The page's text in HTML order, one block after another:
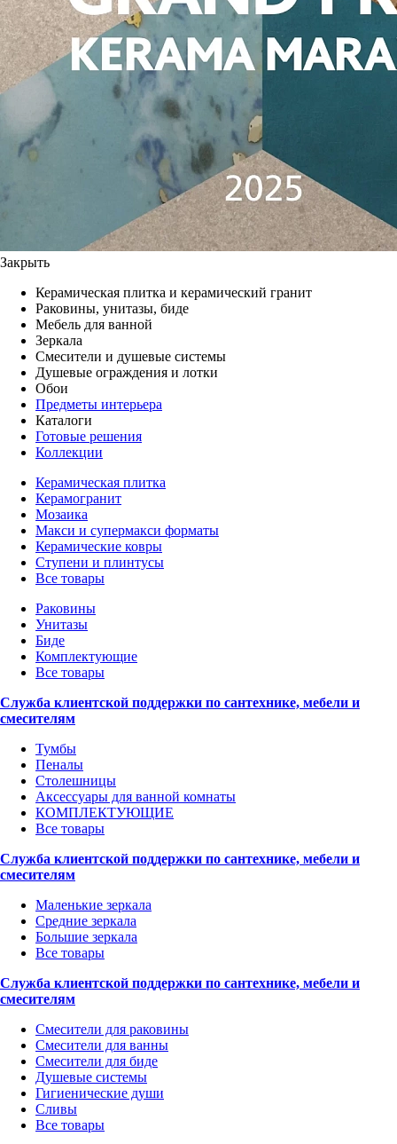
Закрыть
Керамическая плитка и керамический гранит
Раковины, унитазы, биде
Мебель для ванной
Зеркала
Смесители и душевые системы
Душевые ограждения и лотки
Обои
Предметы интерьера
Каталоги
Готовые решения
Коллекции
Керамическая плитка
Керамогранит
Мозаика
Макси и супермакси форматы
Керамические ковры
Ступени и плинтусы
Все товары
Раковины
Унитазы
Биде
Комплектующие
Все товары
Служба клиентской поддержки по сантехнике, мебели и
смесителям
Тумбы
Пеналы
Столешницы
Аксессуары для ванной комнаты
КОМПЛЕКТУЮЩИЕ
Все товары
Служба клиентской поддержки по сантехнике, мебели и
смесителям
Маленькие зеркала
Средние зеркала
Большие зеркала
Все товары
Служба клиентской поддержки по сантехнике, мебели и
смесителям
Смесители для раковины
Смесители для ванны
Смесители для биде
Душевые системы
Гигиенические души
Сливы
Все товары